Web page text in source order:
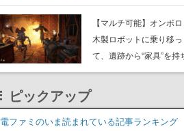
や大きな貝も
【マルチ可能】オンボロ
木製ロボットに乗り移っ
て、遺跡から“家具”を持
帰るホラーアクションゲ
売。迫る“腐敗”から逃げ延
ピックアップ
電ファミのいま読まれている記事ランキング